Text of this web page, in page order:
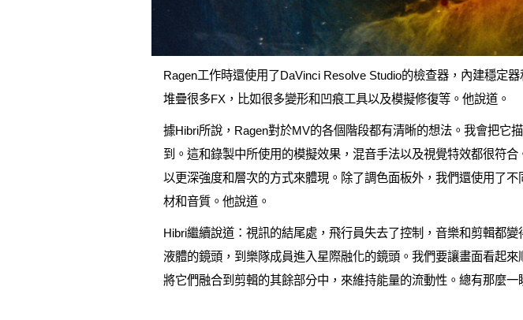
Ragen工作時還使用了DaVinci Resolve Studio的檢查器，內建穩定
堆疊很多FX，比如很多變形和凹痕工具以及模擬修復等。他說道。
據Hibri所說，Ragen對於MV的各個階段都有清晰的想法。我會把它
到。這和錄製中所使用的模擬效果，混音手法以及視覺特效都很符
以更深強度和層次的方式來體現。除了調色面板外，我們還使用了
材和音質。他說道。
Hibri繼續說道：視訊的結尾處，飛行員失去了控制，音樂和剪輯都
液體的鏡頭，到樂隊成員進入星際融化的鏡頭。我們要讓畫面看起
將它們融合到剪輯的其餘部分中，來維持能量的流動性。總有那麼